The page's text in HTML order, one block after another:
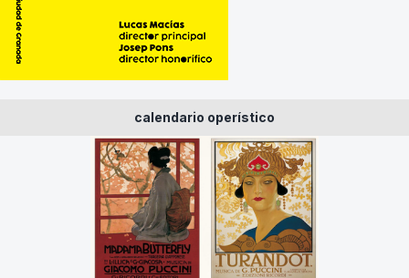
calendario operístico